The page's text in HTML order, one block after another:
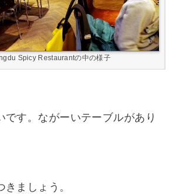
Spicy Restaurantの中の様子
です。ながーいテーブルがあり
ましょう。